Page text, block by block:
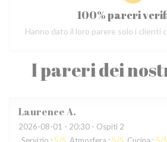
I pareri dei
LaurenceA
2026-08-01 - 20:30 - Ospiti 2
100% pareri
Hanno dato il loro parere solo i clienti